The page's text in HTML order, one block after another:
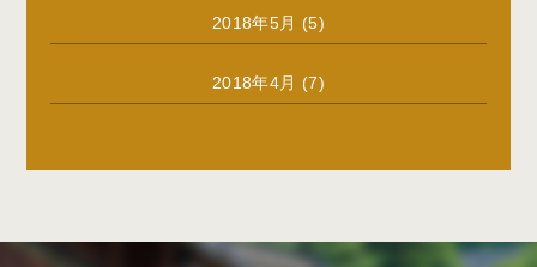
2018年5月 (5)
2018年4月 (7)